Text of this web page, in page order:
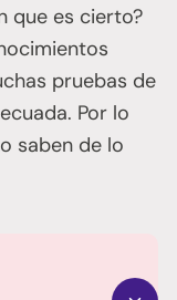
que es cierto?
pruebas de
Por lo
saben de lo